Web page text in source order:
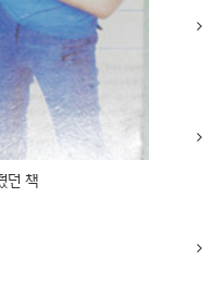
던 책